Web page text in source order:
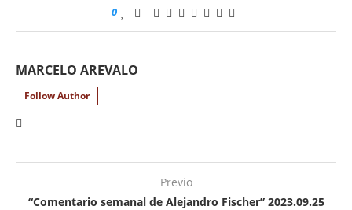
0
MARCELO AREVALO
Follow Author
Previo
“Comentario semanal de Alejandro Fischer” 2023.09.25